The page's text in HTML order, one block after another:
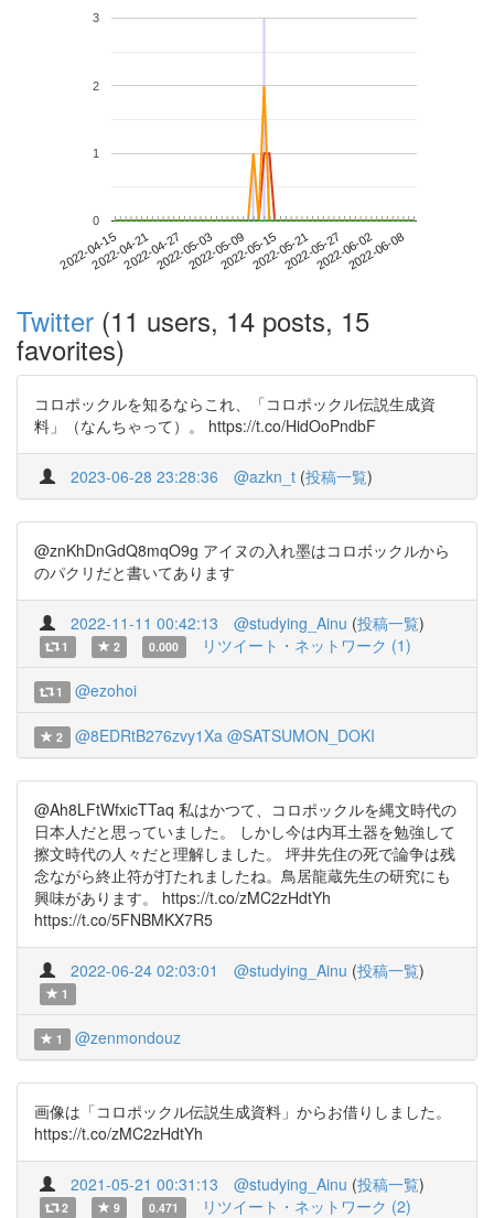
2022-04-152022-04-212022-04-272022-05-032022-05-092022-05-152022-05-212022-05-272022-06-022022-06-08
0
1
2
3
Twitter (11 users, 14 posts, 15
favorites)
コロポックルを知るならこれ、「コロポックル伝説生成資
料」（なんちゃって）。 https://t.co/HidOoPndbF
2023-06-28 23:28:36 @azkn_t (投稿一覧)
@znKhDnGdQ8mqO9g アイヌの入れ墨はコロボックルから
のパクリだと書いてあります
2022-11-11 00:42:13 @studying_Ainu (投稿一覧)
1 2 0.000 リツイート・ネットワーク (1)
1 @ezohoi
2 @8EDRtB276zvy1Xa @SATSUMON_DOKI
@Ah8LFtWfxicTTaq 私はかつて、コロポックルを縄文時代の
日本人だと思っていました。 しかし今は内耳土器を勉強して
擦文時代の人々だと理解しました。 坪井先住の死で論争は残
念ながら終止符が打たれましたね。鳥居龍蔵先生の研究にも
興味があります。 https://t.co/zMC2zHdtYh
https://t.co/5FNBMKX7R5
2022-06-24 02:03:01 @studying_Ainu (投稿一覧)
1
1 @zenmondouz
画像は「コロポックル伝説生成資料」からお借りしました。
https://t.co/zMC2zHdtYh
2021-05-21 00:31:13 @studying_Ainu (投稿一覧)
2 9 0.471 リツイート・ネットワーク (2)